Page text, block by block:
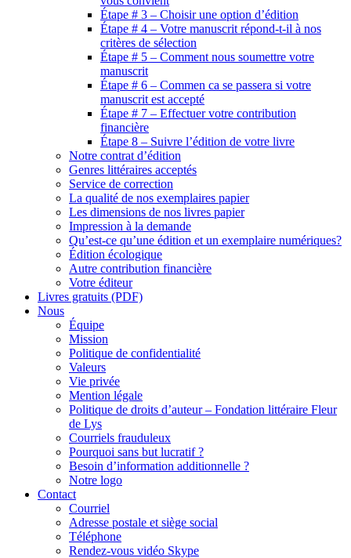
Étape # 3 – Choisir une option d’édition
Étape # 4 – Votre manuscrit répond-t-il à nos
critères de sélection
Étape # 5 – Comment nous soumettre votre
manuscrit
Étape # 6 – Commen ca se passera si votre
manuscrit est accepté
Étape # 7 – Effectuer votre contribution
financière
Étape 8 – Suivre l’édition de votre livre
Notre contrat d’édition
Genres littéraires acceptés
Service de correction
La qualité de nos exemplaires papier
Les dimensions de nos livres papier
Impression à la demande
Qu’est-ce qu’une édition et un exemplaire numériques?
Édition écologique
Autre contribution financière
Votre éditeur
Livres gratuits (PDF)
Nous
Équipe
Mission
Politique de confidentialité
Valeurs
Vie privée
Mention légale
Politique de droits d’auteur – Fondation littéraire Fleur
de Lys
Courriels frauduleux
Pourquoi sans but lucratif ?
Besoin d’information additionnelle ?
Notre logo
Contact
Courriel
Adresse postale et siège social
Téléphone
Rendez-vous vidéo Skype